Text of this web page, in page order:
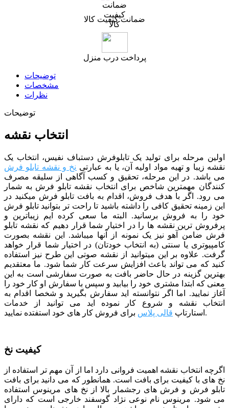
ضمانت کیفیت کالا
پرداخت درب منزل
توضیحات
مشخصات
نظرات
توضیحات
انتخاب نقشه
اولین مرحله برای تولید یک تابلوفرش دستباف نفیس، انتخاب یک
نقشه زیبا و تهیه مواد اولیه آن، یا به عبارتی نخ و نقشه تابلو فرش
می باشد. در این مرحله، تحقیق و کسب آگاهی از سلیقه مصرف
کنندگان مهمترین شاخص برای انتخاب نقشه تابلو فرش به شمار
می رود. اگر با هدف فروش، اقدام به بافت تابلو فرش میکنید در
این زمینه تحقیق کافی را داشته باشید تا راحت تر بتوانید تابلو فرش
خود را به فروش برسانید. البته ما سعی کرده ایم زیباترین و
پرفروش ترین نقشه ها را در اختیار شما قرار دهیم که نقشه تابلو
فرش ضامن آهو نیز یک نمونه از آنها میباشد. این نقشه بصورت
کامپیوتری یا سنتی (به انتخاب خودتان) در اختیار شما قرار خواهد
گرفت. علاوه بر این میتوانید از نقشه صوتی این طرح نیز استفاده
کنید که می تواند باعث افزایش سرعت کار شما شود. ما معتقدیم
بهترین گزینه در حال حاضر بافت به صورت سفارشی است به این
معنی که ابتدا مشتری خود را بیابید و سپس با سفارش او کار خود را
آغاز نمایید. اما اگر نتوانسته اید سفارش بگیرید و شخصا اقدام به
انتخاب نقشه و شروع کار نموده اید می توانید از خدمات
استارتاپ قالی پلاس برای فروش کار های خود استفتده نمایید.
کیفیت نخ
اگرچه انتخاب نقشه اهمیت فروانی دارد اما از آن مهم تر استفاده از
نخ های با کیفیت برای بافت است. همانطور که می دانید برای بافت
تابلو فرش و فرش های رجشمار بالا از نخ های مرینوس استفاده
می شود. مرینوس نام نوعی نژاد گوسفند خارجی است که دارای